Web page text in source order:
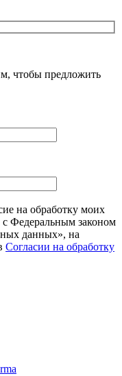
чтобы предложить
на обработку моих
Федеральным законом
данных», на
Согласии на обработку